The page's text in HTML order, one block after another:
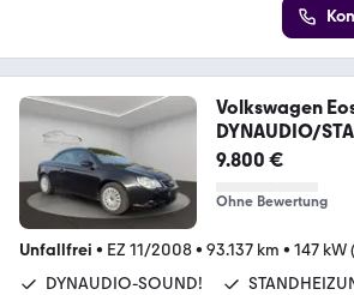
Volkswagen
DYNAUDIO/
FORT!
9.800 €
Ohne Bewertung
Unfallfrei • EZ 11/2008• 93.137 km • 147 kW
DYNAUDIO-SOUND!